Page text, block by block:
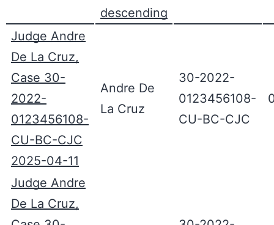
Judge Andre
De La Cruz,
Case 30-
2022-
0123456108-
CU-BC-CJC
2025-04-11
Andre De
La Cruz
30-2022-
0123456108-
CU-BC-CJC
Judge Andre
De La Cruz,